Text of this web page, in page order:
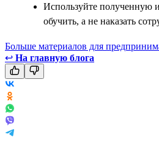
Используйте полученную
обучить, а не наказать
Больше материалов для
↩ На главную блога